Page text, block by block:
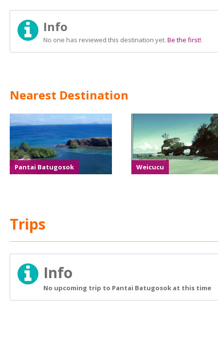
Info
No one has reviewed this destination yet. Be the first!.
Nearest Destination
Pantai Batugosok Weicucu
Trips
Info
No upcoming trip to Pantai Batugosok at this time